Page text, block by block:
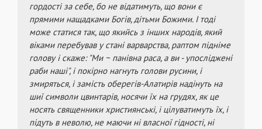
гордості за себе, бо не відатимуть, що вони є
прямими нащадками Богів, дітьми Божими. І тоді
може статися так, що якийсь з інших народів, який
віками перебував у стані варварства, раптом підніме
голову і скаже: "Ми ~ панівна раса, а ви - упосліджені
раби наші", і покірно нагнуть голови русини, і
змиряться, і замість оберегів-Алатирів надінуть на
шиї символи цвинтарів, носячи їх на грудях, як це
носять священники християнські, і цілуватимуть їх, і
підуть в неволю, не маючи ні власної гідності, ні